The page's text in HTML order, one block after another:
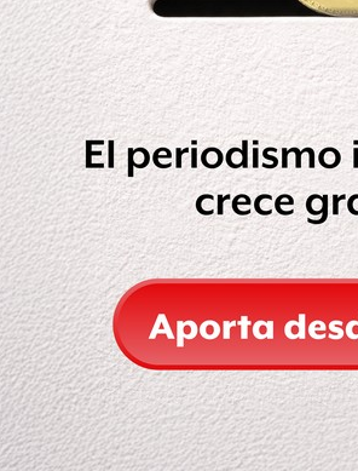
Singapur.
la isla principal, es conocida por
y clubes de golf.
residenciales más prestigiosos del
casas multimillonarias con
la isla, al igual que algunos de los
restaurantes con estrellas Michelin.
en Sentosa?